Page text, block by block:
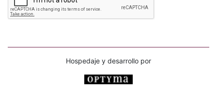
Hospedaje y desarrollo por